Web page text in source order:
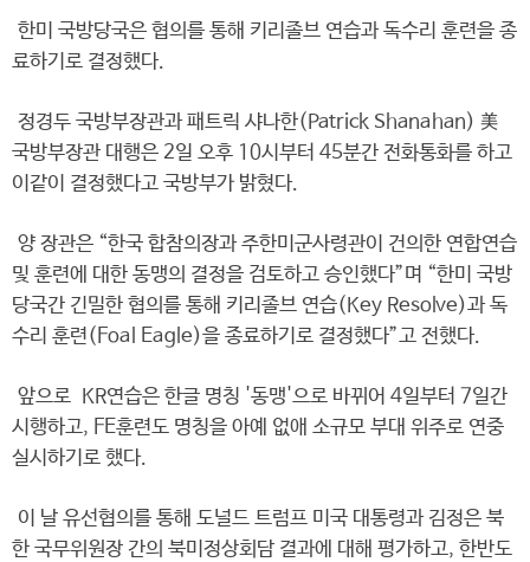
한미 국방당국은 협의를 통해 키리졸브 연습과 독수리 훈련을 종
료하기로 결정했다.
정경두 국방부장관과 패트릭 샤나한(Patrick Shanahan) 美
국방부장관 대행은 2일 오후 10시부터 45분간 전화통화를 하고
이같이 결정했다고 국방부가 밝혔다.
양 장관은 “한국 합참의장과 주한미군사령관이 건의한 연합연습
및 훈련에 대한 동맹의 결정을 검토하고 승인했다”며 “한미 국방
당국간 긴밀한 협의를 통해 키리졸브 연습(Key Resolve)과 독
수리 훈련(Foal Eagle)을 종료하기로 결정했다”고 전했다.
앞으로 KR연습은 한글 명칭 '동맹'으로 바뀌어 4일부터 7일간
시행하고, FE훈련도 명칭을 아예 없애 소규모 부대 위주로 연중
실시하기로 했다.
이 날 유선협의를 통해 도널드 트럼프 미국 대통령과 김정은 북
한 국무위원장 간의 북미정상회담 결과에 대해 평가하고, 한반도